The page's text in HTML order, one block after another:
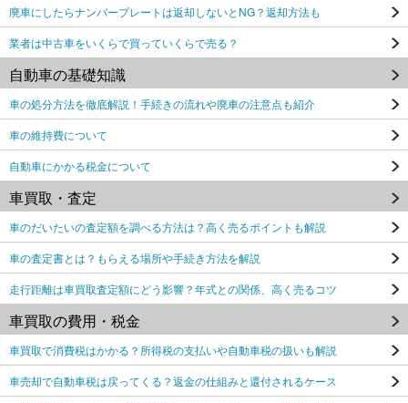
廃車にしたらナンバープレートは返却しないとNG？返却方法も
業者は中古車をいくらで買っていくらで売る？
自動車の基礎知識
車の処分方法を徹底解説！手続きの流れや廃車の注意点も紹介
車の維持費について
自動車にかかる税金について
車買取・査定
車のだいたいの査定額を調べる方法は？高く売るポイントも解説
車の査定書とは？もらえる場所や手続き方法を解説
走行距離は車買取査定額にどう影響？年式との関係、高く売るコツ
車買取の費用・税金
車買取で消費税はかかる？所得税の支払いや自動車税の扱いも解説
車売却で自動車税は戻ってくる？返金の仕組みと還付されるケース